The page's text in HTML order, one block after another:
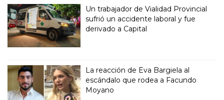
Un trabajador de Vialidad Provincial
sufrió un accidente laboral y fue
derivado a Capital
La reacción de Eva Bargiela al
escándalo que rodea a Facundo
Moyano